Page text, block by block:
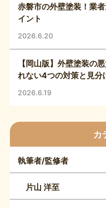
赤磐市の外壁塗装！業
イント
2026.6.20
【岡山版】外壁塗装の
れない4つの対策と見分
2026.6.19
カ
執筆者/監修者
片山 洋至